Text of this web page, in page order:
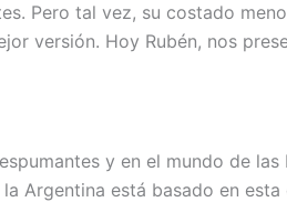
Pero tal vez, su costado
versión. Hoy Rubén, nos
y en el mundo de
Argentina está basado en